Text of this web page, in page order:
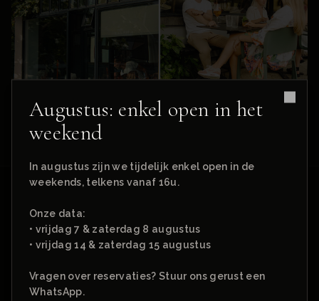
WAAROM WHYNOT
Een date in Gent verdient meer dan een
gehaaste tafel. WhyNot ligt op
Augustus: enkel open in het
weekend
In augustus zijn we tijdelijk enkel open in de
weekends, telkens vanaf 16u.
Onze data:
• vrijdag 7 & zaterdag 8 augustus
• vrijdag 14 & zaterdag 15 augustus
Vragen over reservaties? Stuur ons gerust een
WhatsApp.